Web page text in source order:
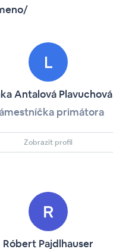
Antalová Plavuchová
primátora
Zobrazit profil
Róbert Pajdlhauser